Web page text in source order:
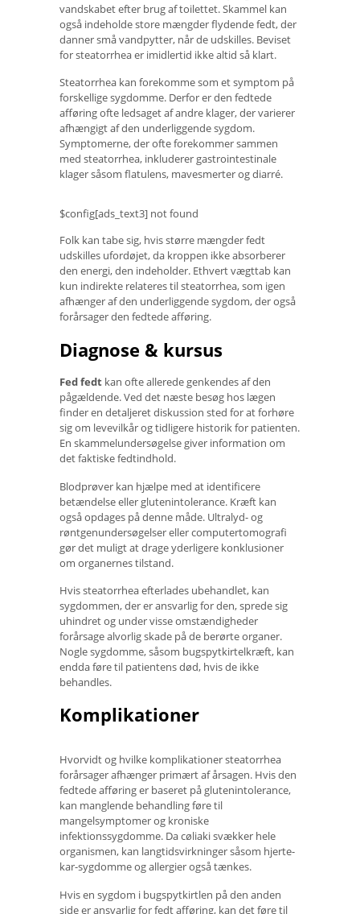
vandskabet efter brug af toilettet. Skammel kan
også indeholde store mængder flydende fedt, der
danner små vandpytter, når de udskilles. Beviset
for steatorrhea er imidlertid ikke altid så klart.
Steatorrhea kan forekomme som et symptom på
forskellige sygdomme. Derfor er den fedtede
afføring ofte ledsaget af andre klager, der varierer
afhængigt af den underliggende sygdom.
Symptomerne, der ofte forekommer sammen
med steatorrhea, inkluderer gastrointestinale
klager såsom flatulens, mavesmerter og diarré.
$config[ads_text3] not found
Folk kan tabe sig, hvis større mængder fedt
udskilles ufordøjet, da kroppen ikke absorberer
den energi, den indeholder. Ethvert vægttab kan
kun indirekte relateres til steatorrhea, som igen
afhænger af den underliggende sygdom, der også
forårsager den fedtede afføring.
Diagnose & kursus
Fed fedt kan ofte allerede genkendes af den
pågældende. Ved det næste besøg hos lægen
finder en detaljeret diskussion sted for at forhøre
sig om levevilkår og tidligere historik for patienten.
En skammelundersøgelse giver information om
det faktiske fedtindhold.
Blodprøver kan hjælpe med at identificere
betændelse eller glutenintolerance. Kræft kan
også opdages på denne måde. Ultralyd- og
røntgenundersøgelser eller computertomografi
gør det muligt at drage yderligere konklusioner
om organernes tilstand.
Hvis steatorrhea efterlades ubehandlet, kan
sygdommen, der er ansvarlig for den, sprede sig
uhindret og under visse omstændigheder
forårsage alvorlig skade på de berørte organer.
Nogle sygdomme, såsom bugspytkirtelkræft, kan
endda føre til patientens død, hvis de ikke
behandles.
Komplikationer
Hvorvidt og hvilke komplikationer steatorrhea
forårsager afhænger primært af årsagen. Hvis den
fedtede afføring er baseret på glutenintolerance,
kan manglende behandling føre til
mangelsymptomer og kroniske
infektionssygdomme. Da cøliaki svækker hele
organismen, kan langtidsvirkninger såsom hjerte-
kar-sygdomme og allergier også tænkes.
Hvis en sygdom i bugspytkirtlen på den anden
side er ansvarlig for fedt afføring, kan det føre til